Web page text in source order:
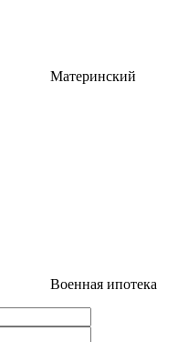
Материнский
Военная ипотека